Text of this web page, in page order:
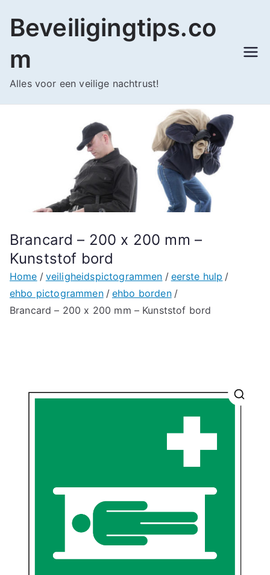
naar
inhoud
Beveiligingtips.co
m
Alles voor een veilige nachtrust!
Brancard – 200 x 200 mm –
Kunststof bord
Home veiligheidspictogrammen
eerste hulp
ehbo pictogrammen
ehbo borden
Brancard – 200 x 200 mm – Kunststof bord